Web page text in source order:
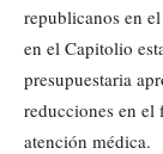
republicanos en
en el Capitolio
presupuestaria
reducciones en el
atención médica.